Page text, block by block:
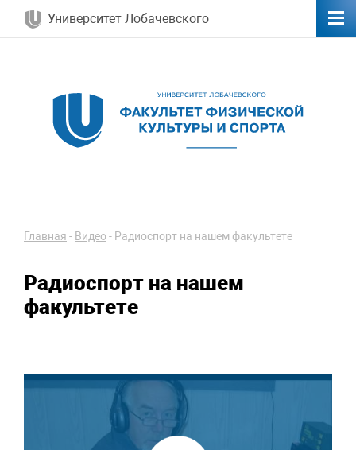
Университет Лобачевского
Главная - Видео - Радиоспорт на нашем факультете
Радиоспорт на нашем
факультете